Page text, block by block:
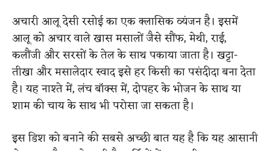
अचारी आलू देसी रसोई का एक क्लासिक व्यंजन है। इसमें
आलू को अचार वाले खास मसालों जैसे सौंफ, मेथी, राई,
कलौंजी और सरसों के तेल के साथ पकाया जाता है। खट्टा-
तीखा और मसालेदार स्वाद इसे हर किसी का पसंदीदा बना देता
है। यह नाश्ते में, लंच बॉक्स में, दोपहर के भोजन के साथ या
शाम की चाय के साथ भी परोसा जा सकता है।
इस डिश को बनाने की सबसे अच्छी बात यह है कि यह आसानी